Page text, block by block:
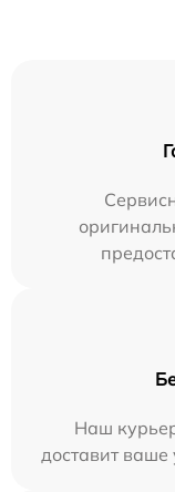
Наш
доставит ваше